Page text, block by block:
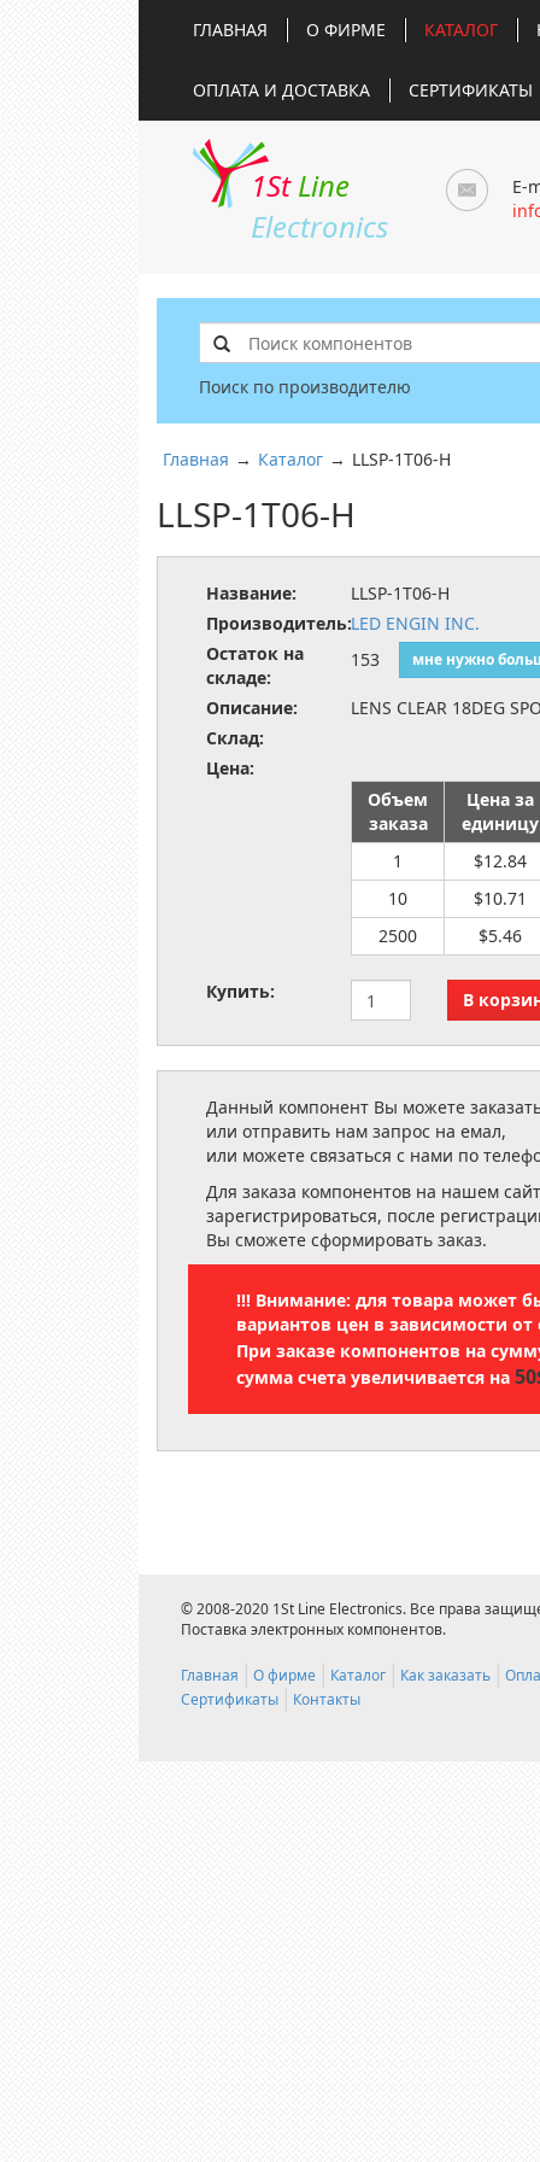
ГЛАВНАЯ О ФИРМЕ КАТАЛОГ
ОПЛАТА И ДОСТАВКА СЕРТИФИКАТЫ
1St Line
Electronics
E-
Поиск по производителю
Главная → Каталог → LLSP-1T06-H
LLSP-1T06-H
Название:
LLSP-1T06-H
Производитель:LED ENGIN INC.
Остаток на
складе:
153 мне нужно
Описание:
LENS CLEAR 18DEG
Склад:
Цена:
Объем
заказа
Цена за
единицу
1
$12.84
10
$10.71
2500
$5.46
Купить:
Данный компонент Вы можете
или отправить нам запрос на емал,
или можете связаться с нами по
Для заказа компонентов на нашем
зарегистрироваться, после
Вы сможете сформировать заказ.
!!! Внимание: для товара может
вариантов цен в зависимости от
При заказе компонентов на
сумма счета увеличивается на
© 2008-2020 1St Line Electronics. Все права
Поставка электронных компонентов.
Главная О фирме Каталог Как заказать
Сертификаты
Контакты